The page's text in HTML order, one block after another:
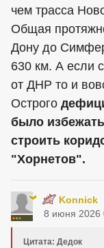
чем трасса
Общая
Дону до
630 км. А если
от ДНР то и
Острого
было
строить
"Хорнетов".
Konnick
8 июня 2026
Цитата: Дедок